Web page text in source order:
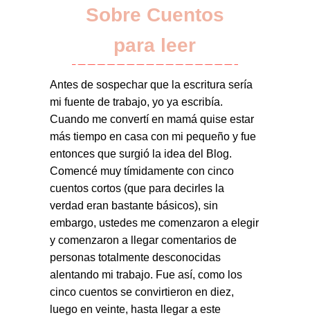
Sobre Cuentos
para leer
Antes de sospechar que la escritura sería
mi fuente de trabajo, yo ya escribía.
Cuando me convertí en mamá quise estar
más tiempo en casa con mi pequeño y fue
entonces que surgió la idea del Blog.
Comencé muy tímidamente con cinco
cuentos cortos (que para decirles la
verdad eran bastante básicos), sin
embargo, ustedes me comenzaron a elegir
y comenzaron a llegar comentarios de
personas totalmente desconocidas
alentando mi trabajo. Fue así, como los
cinco cuentos se convirtieron en diez,
luego en veinte, hasta llegar a este